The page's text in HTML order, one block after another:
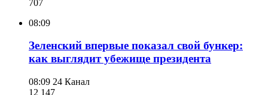
707
08:09
Зеленский впервые показал свой бункер:
как выглядит убежище президента
08:09 24 Канал
12 147